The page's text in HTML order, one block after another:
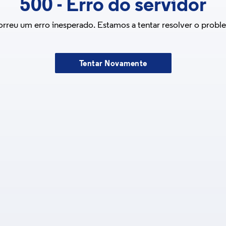
500 - Erro do servidor
um erro inesperado. Estamos a tentar resolver o
Tentar Novamente